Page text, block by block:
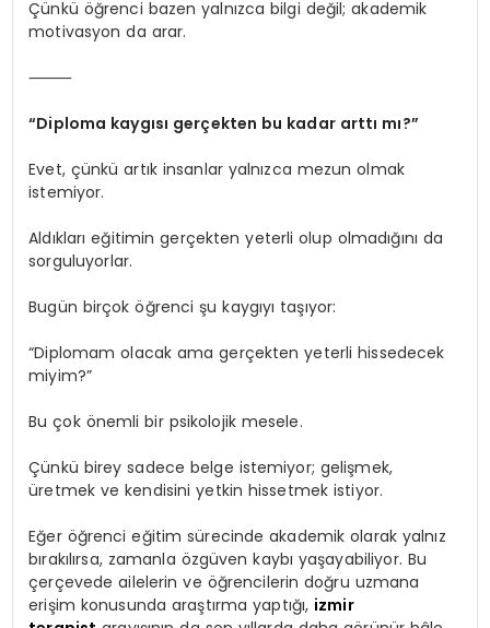
Çünkü öğrenci bazen yalnızca bilgi değil; akademik
motivasyon da arar.
⸻
“Diploma kaygısı gerçekten bu kadar arttı mı?”
Evet, çünkü artık insanlar yalnızca mezun olmak
istemiyor.
Aldıkları eğitimin gerçekten yeterli olup olmadığını da
sorguluyorlar.
Bugün birçok öğrenci şu kaygıyı taşıyor:
“Diplomam olacak ama gerçekten yeterli hissedecek
miyim?”
Bu çok önemli bir psikolojik mesele.
Çünkü birey sadece belge istemiyor; gelişmek,
üretmek ve kendisini yetkin hissetmek istiyor.
Eğer öğrenci eğitim sürecinde akademik olarak yalnız
bırakılırsa, zamanla özgüven kaybı yaşayabiliyor. Bu
çerçevede ailelerin ve öğrencilerin doğru uzmana
erişim konusunda araştırma yaptığı, izmir